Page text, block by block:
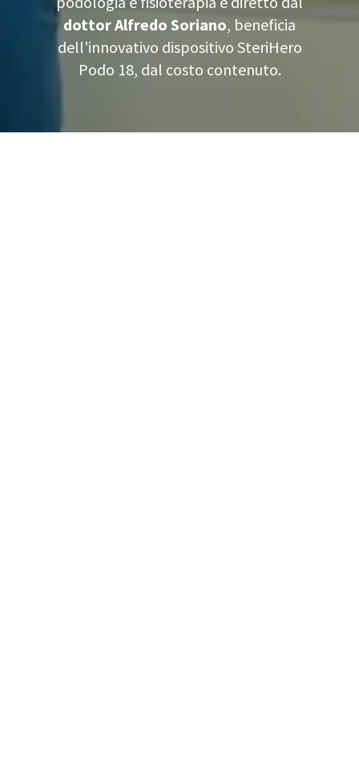
dottor Alfredo Soriano, beneficia
dell'innovativo dispositivo SteriHero
Podo 18, dal costo contenuto.